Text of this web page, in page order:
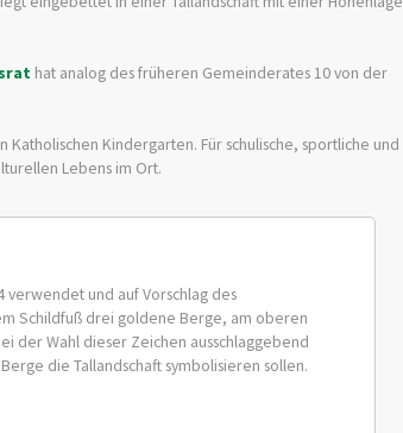
hat analog des früheren Gemeinderates 10 von der
Kindergarten. Für schulische, sportliche und
Lebens im Ort.
und auf Vorschlag des
Schildfuß drei goldene Berge, am oberen
der Wahl dieser Zeichen ausschlaggebend
die Tallandschaft symbolisieren sollen.